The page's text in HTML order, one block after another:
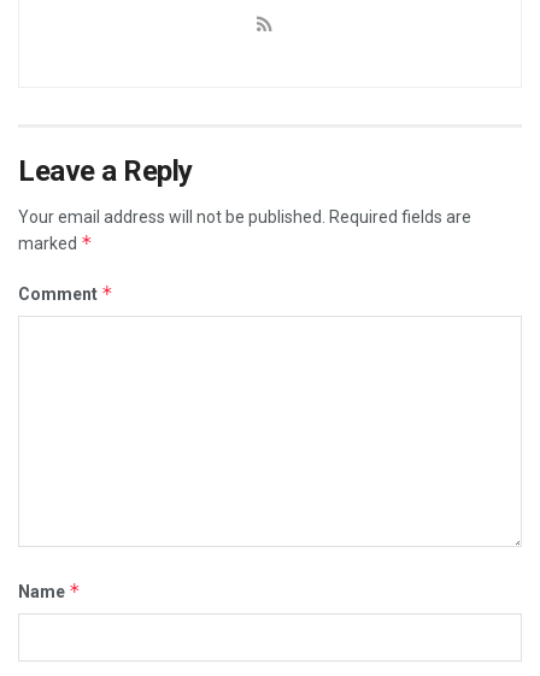
Leave a Reply
Your email address will not be published.
Required fields are
marked *
Comment *
Name *